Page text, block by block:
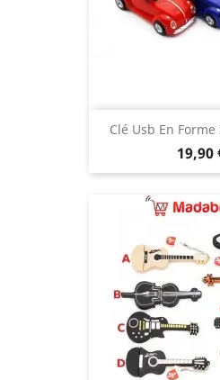
Clé Usb En
Prix
19,90